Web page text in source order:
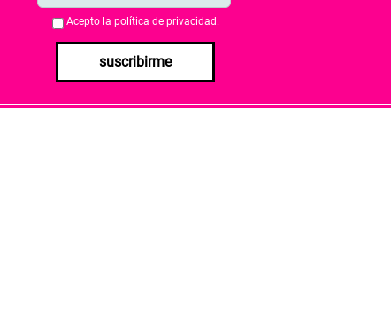
Acepto la política de privacidad .
suscribirme